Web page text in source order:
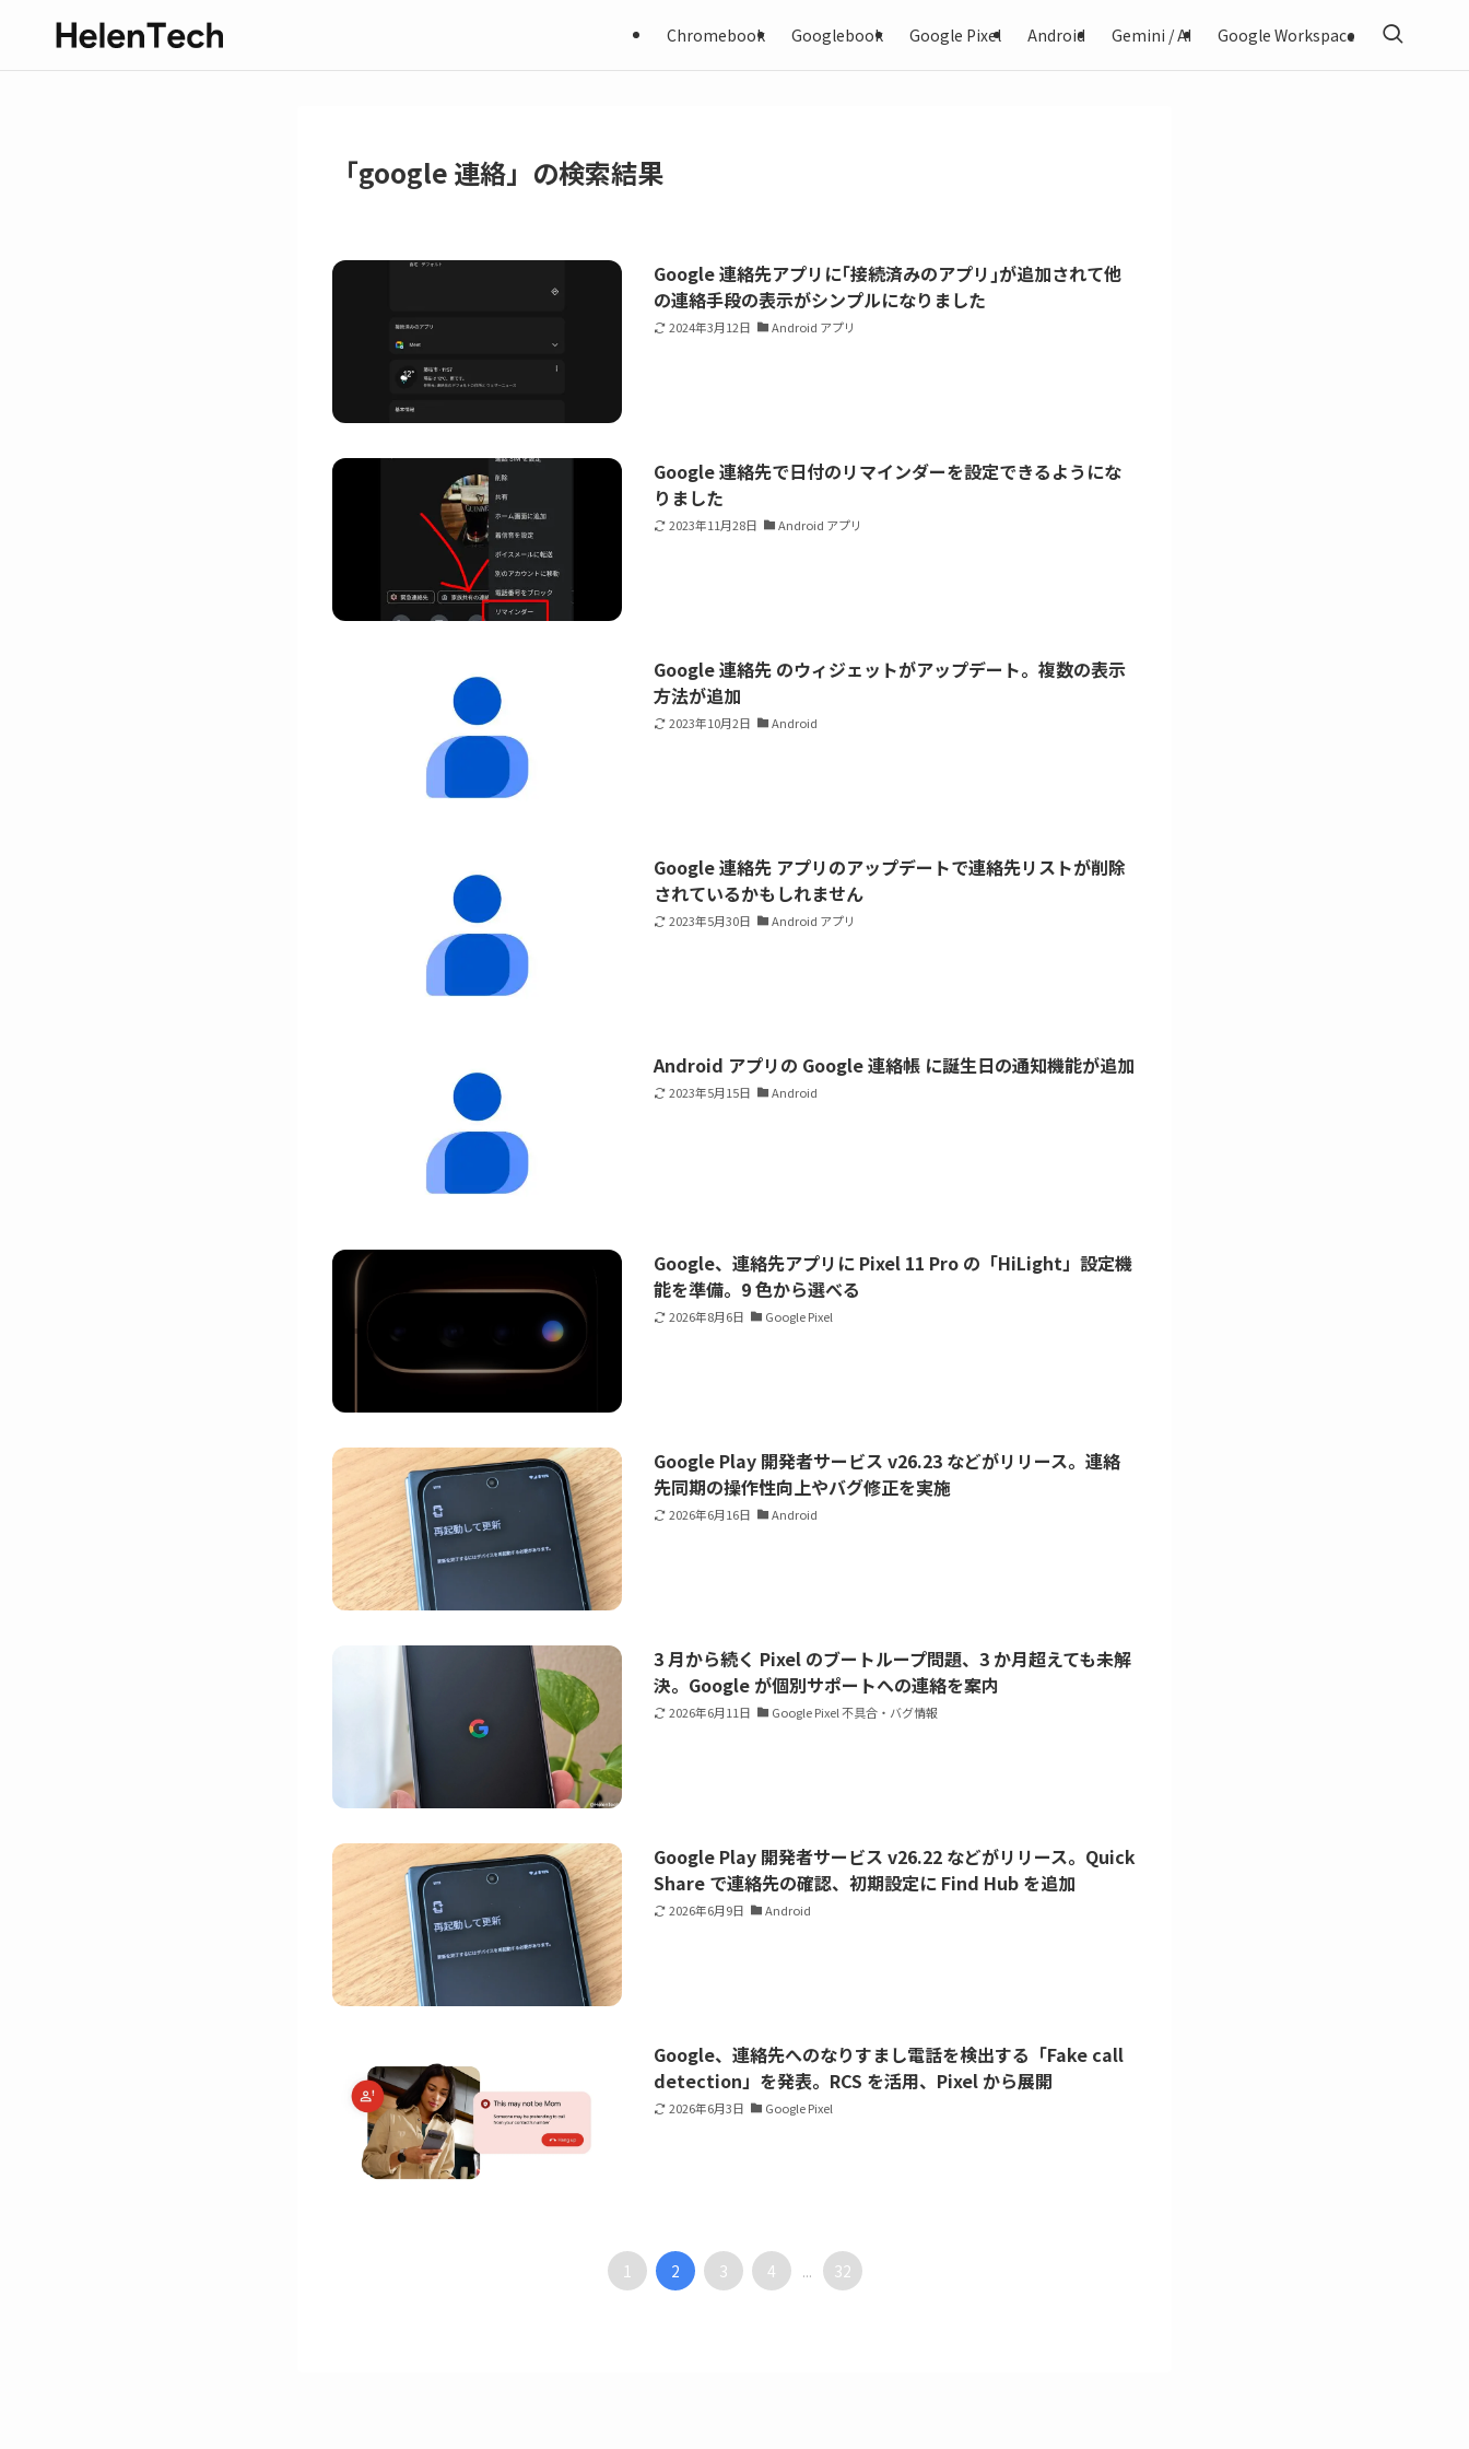
Chromebook Googlebook Google Pixel Android Gemini / AI Google Workspace
「google 連絡」の検索結果
Google 連絡先アプリに｢接続済みのアプリ｣が追加されて他
の連絡手段の表示がシンプルになりました
2024年3月12日 Android アプリ
Google 連絡先で日付のリマインダーを設定できるようにな
りました
2023年11月28日 Android アプリ
Google 連絡先 のウィジェットがアップデート。複数の表示
方法が追加
2023年10月2日 Android
Google 連絡先 アプリのアップデートで連絡先リストが削除
されているかもしれません
2023年5月30日 Android アプリ
Android アプリの Google 連絡帳 に誕生日の通知機能が追加
2023年5月15日 Android
Google、連絡先アプリに Pixel 11 Pro の「HiLight」設定機
能を準備。9 色から選べる
2026年8月6日 Google Pixel
Google Play 開発者サービス v26.23 などがリリース。連絡
先同期の操作性向上やバグ修正を実施
2026年6月16日 Android
3 月から続く Pixel のブートループ問題、3 か月超えても未解
決。Google が個別サポートへの連絡を案内
2026年6月11日 Google Pixel 不具合・バグ情報
Google Play 開発者サービス v26.22 などがリリース。Quick
Share で連絡先の確認、初期設定に Find Hub を追加
2026年6月9日 Android
Google、連絡先へのなりすまし電話を検出する「Fake call
detection」を発表。RCS を活用、Pixel から展開
2026年6月3日 Google Pixel
1 2 3 4 ... 32